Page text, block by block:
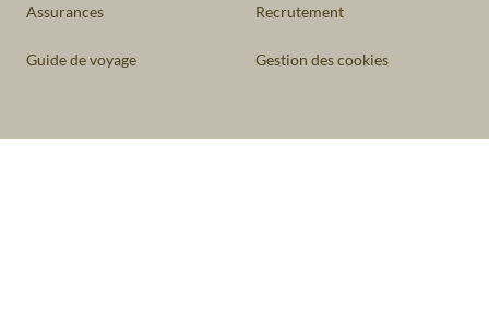
Assurances Recrutement
Guide de voyage Gestion des cookies